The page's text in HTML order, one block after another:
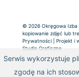
© 2026 Okręgowa Izba
kopiowanie zdjęć lub
Prywatności | Projekt i
Studio Graficzne
Serwis wykorzystuje
zgodę na ich